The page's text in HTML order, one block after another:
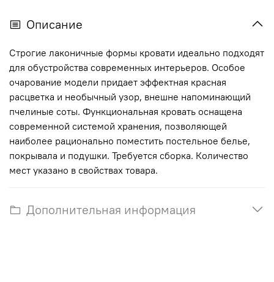
Описание
Строгие лаконичные формы кровати идеально подходят
для обустройства современных интерьеров. Особое
очарование модели придает эффектная красная
расцветка и необычный узор, внешне напоминающий
пчелиные соты. Функциональная кровать оснащена
современной системой хранения, позволяющей
наиболее рационально поместить постельное белье,
покрывала и подушки. Требуется сборка. Количество
мест указано в свойствах товара.
Дополнительная информация